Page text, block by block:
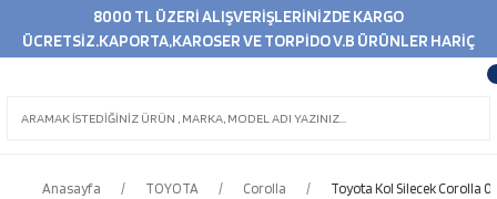
8000 TL ÜZERİ ALIŞVERİŞLERİNİZDE KARGO
ÜCRETSİZ.KAPORTA,KAROSER VE TORPİDO V.B ÜRÜNLER HARİÇ
Anasayfa TOYOTA Corolla Toyota Kol Silecek Corolla